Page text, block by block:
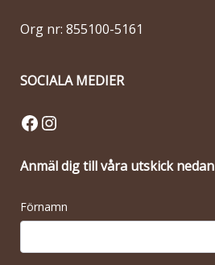
Org nr: 855100-5161
SOCIALA MEDIER
Facebook
Instagram
Anmäl dig till våra utskick nedan
Förnamn